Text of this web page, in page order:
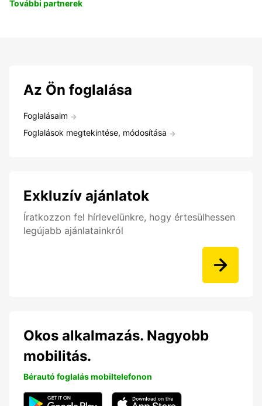
További partnerek
Az Ön foglalása
Foglalásaim
Foglalások megtekintése, módosítása
Exkluzív ajánlatok
Íratkozzon fel hírlevelünkre, hogy értesülhessen
legújabb ajánlatainkról
Okos alkalmazás. Nagyobb
mobilitás.
Bérautó foglalás mobiltelefonon